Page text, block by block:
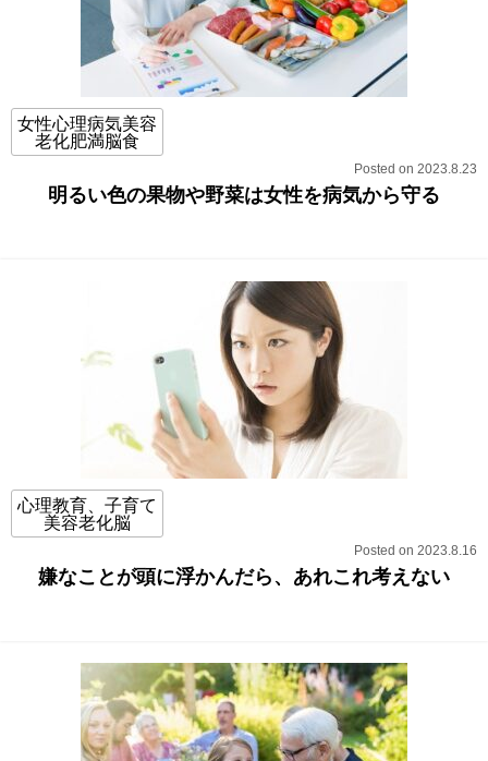
女性心理病気美容
老化肥満脳食
Posted on 2023.8.23
明るい色の果物や野菜は女性を病気から守る
心理教育、子育て
美容老化脳
Posted on 2023.8.16
嫌なことが頭に浮かんだら、あれこれ考えない